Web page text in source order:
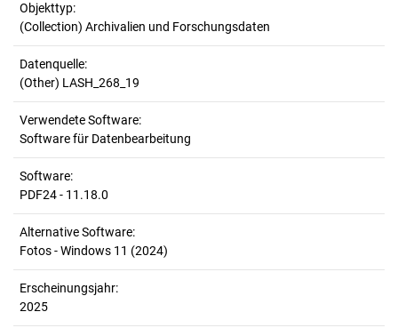
Objekttyp:
(Collection) Archivalien und Forschungsdaten
Datenquelle:
(Other) LASH_268_19
Verwendete Software:
Software für Datenbearbeitung
Software:
PDF24 - 11.18.0
Alternative Software:
Fotos - Windows 11 (2024)
Erscheinungsjahr:
2025